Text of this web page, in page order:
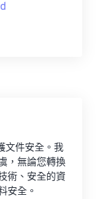
文件安全。我
，無論您轉換
術、安全的資
安全。